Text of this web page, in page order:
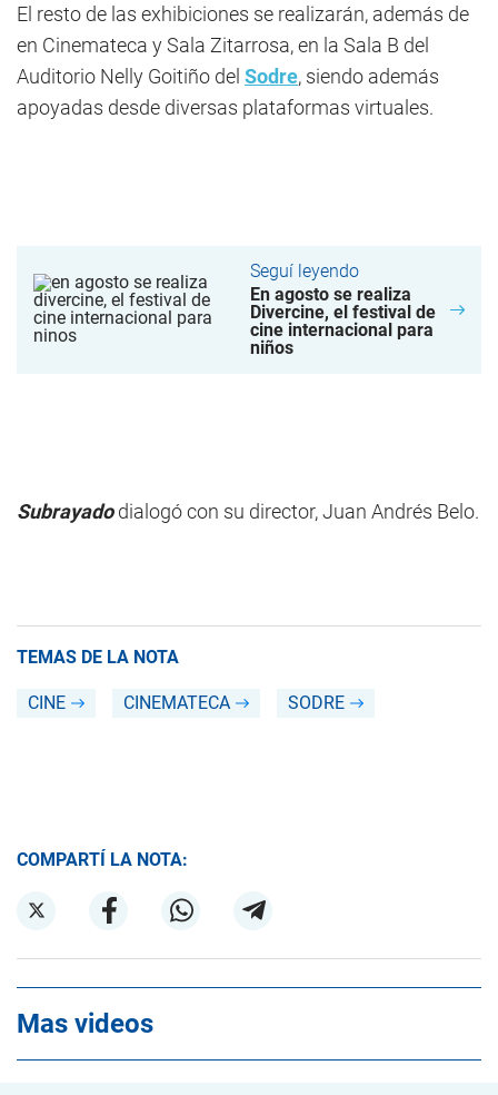
El resto de las exhibiciones se realizarán, además de
en Cinemateca y Sala Zitarrosa, en la Sala B del
Auditorio Nelly Goitiño del Sodre, siendo además
apoyadas desde diversas plataformas virtuales.
Seguí leyendo
En agosto se realiza
Divercine, el festival de
cine internacional para
niños
Subrayadodialogó con su director, Juan Andrés Belo.
TEMAS DE LA NOTA
CINE CINEMATECA SODRE
COMPARTÍ LA NOTA:
Mas videos